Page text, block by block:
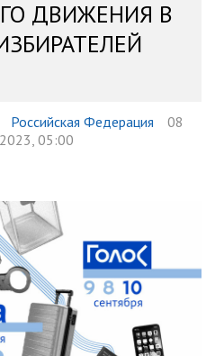
ДВИЖЕНИЯ В
Российская Федерация
08
05:00